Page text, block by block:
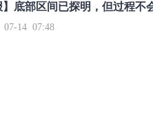
】底部区间已探明，但过程不
07-14 07:48